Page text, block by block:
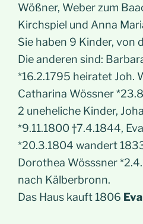
Wößner, Weber zum
Kirchspiel und Anna
Sie haben 9 Kinder, von
Die anderen sind:
*16.2.1795 heiratet Joh.
Catharina Wössner
2 uneheliche Kinder,
*9.11.1800 †7.4.1844,
*20.3.1804 wandert
Dorothea Wösssner
nach Kälberbronn.
Das Haus kauft 1806